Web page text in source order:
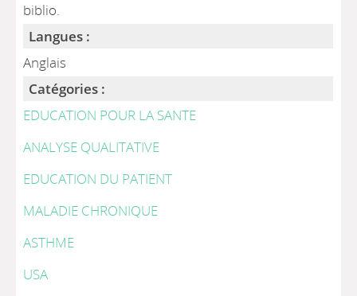
biblio.
Langues :
Anglais
Catégories :
EDUCATION POUR LA SANTE
ANALYSE QUALITATIVE
EDUCATION DU PATIENT
MALADIE CHRONIQUE
ASTHME
USA